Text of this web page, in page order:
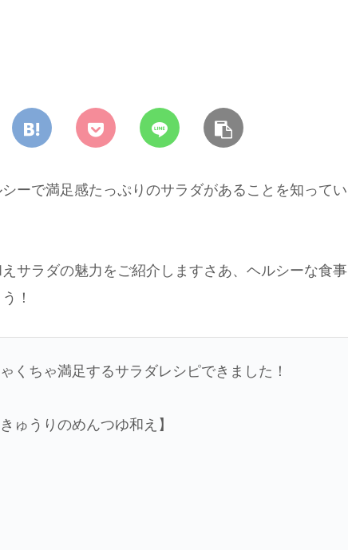
ーで満足感たっぷりのサラダがあることを知ってい
サラダの魅力をご紹介しますさあ、ヘルシーな食事
！
くちゃ満足するサラダレシピできました！
ゅうりのめんつゆ和え】